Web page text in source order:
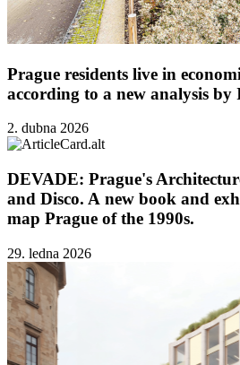
Prague residents live in
according to a new analysis by
2. dubna 2026
DEVADE: Prague's
and Disco. A new book and
map Prague of the 1990s.
29. ledna 2026